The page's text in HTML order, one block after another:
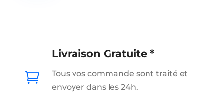

Livraison Gratuite *
Tous vos commande sont traité et
envoyer dans les 24h.